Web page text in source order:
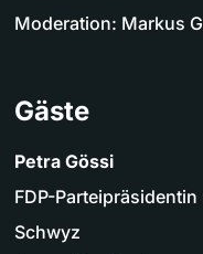
Moderation: Markus
Gäste
Petra Gössi
FDP-
Schwyz